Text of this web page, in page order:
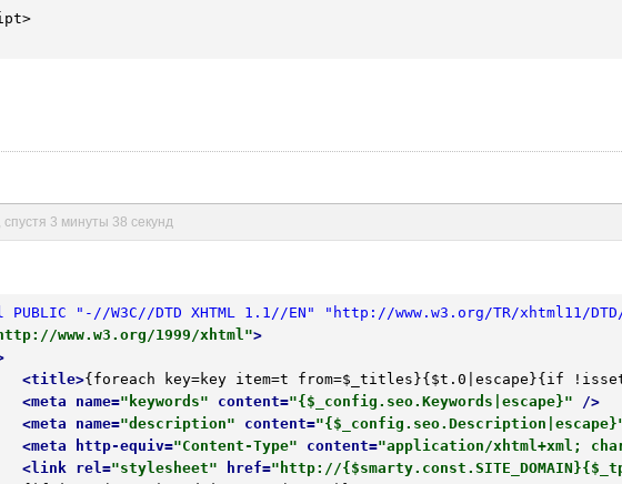
, спустя 3 минуты 38 секунд
PUBLIC "-//W3C//DTD XHTML 1.1//EN" "http://www.w3.org/TR/xhtml11/
www.w3.org/1999/xhtml">
<title>{foreach key=key item=t from=$_titles}{$t.0|escape}{if
<meta name="keywords" content="{$_config.seo.Keywords|escape}" />
<meta name="description" content=
<meta http-equiv="Content-Type" content="application/xhtml+xml;
<link rel ="stylesheet" href="http://